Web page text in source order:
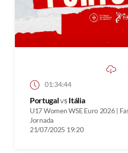
01:34:44
Portugalvs Itália
U17 Women WSE Euro 2026 |
Jornada
21/07/2025 19:20